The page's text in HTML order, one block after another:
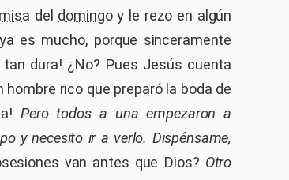
misa del domingoy le rezo en algún
es mucho, porque sinceramente
dura! ¿No? Pues Jesús cuenta
rico que preparó la boda de
Pero todos a una empezaron a
y necesito ir a verlo. Dispénsame,
van antes que Dios? Otro